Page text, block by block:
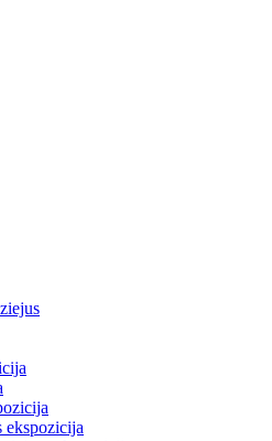
ekspozicija